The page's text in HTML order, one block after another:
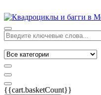
{{cart.basketCount}}